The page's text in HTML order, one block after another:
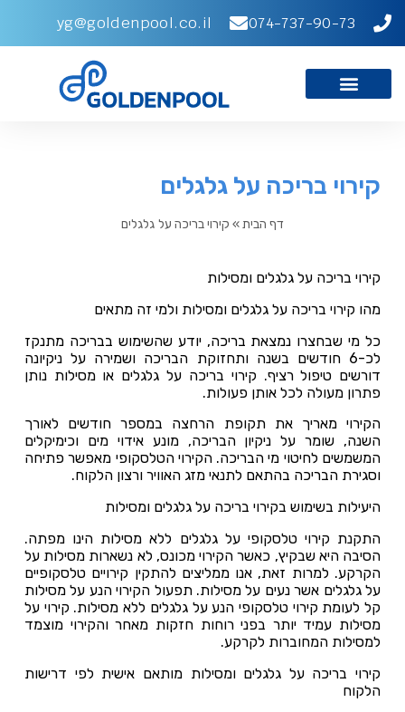
074-737-90-73
yg@goldenpool.co.il
קירוי בריכה על גלגלים
דף הבית» קירוי בריכה על גלגלים
קירוי בריכה על גלגלים ומסילות
מהו קירוי בריכה על גלגלים ומסילות ולמי זה מתאים
כל מי שבחצרו נמצאת בריכה, יודע שהשימוש בבריכה מתנקז
לכ-6 חודשים בשנה ותחזוקת הבריכה ושמירה על ניקיונה
דורשים טיפול רציף. קירוי בריכה על גלגלים או מסילות נותן
פתרון מעולה לכל אותן פעולות.
הקירוי מאריך את תקופת הרחצה במספר חודשים לאורך
השנה, שומר על ניקיון הבריכה, מונע אידוי מים וכימיקלים
המשמשים לחיטוי מי הבריכה. הקירוי הטלסקופי מאפשר פתיחה
וסגירת הבריכה בהתאם לתנאי מזג האוויר ורצון הלקוח.
היעילות בשימוש בקירוי בריכה על גלגלים ומסילות
התקנת קירוי טלסקופי על גלגלים ללא מסילות הינו מפתה.
הסיבה היא שבקיץ, כאשר הקירוי מכונס, לא נשארות מסילות על
הקרקע. למרות זאת, אנו ממליצים להתקין קירויים טלסקופיים
על גלגלים אשר נעים על מסילות. תפעול הקירוי הנע על מסילות
קל לעומת קירוי טלסקופי הנע על גלגלים ללא מסילות. קירוי על
מסילות עמיד יותר בפני רוחות חזקות מאחר והקירוי מוצמד
למסילות המחוברות לקרקע.
קירוי בריכה על גלגלים ומסילות מותאם אישית לפי דרישות
הלקוח